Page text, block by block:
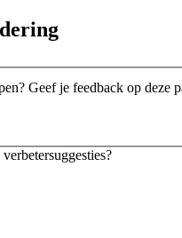
Geef je feedback op deze